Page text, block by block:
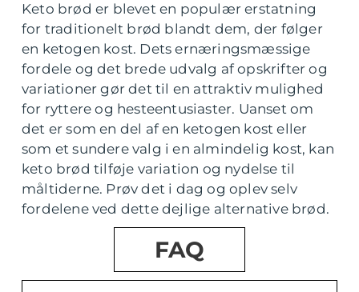
Keto brød er blevet en populær erstatning
for traditionelt brød blandt dem, der følger
en ketogen kost. Dets ernæringsmæssige
fordele og det brede udvalg af opskrifter og
variationer gør det til en attraktiv mulighed
for ryttere og hesteentusiaster. Uanset om
det er som en del af en ketogen kost eller
som et sundere valg i en almindelig kost, kan
keto brød tilføje variation og nydelse til
måltiderne. Prøv det i dag og oplev selv
fordelene ved dette dejlige alternative brød.
FAQ